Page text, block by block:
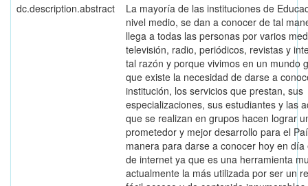
dc.description.abstract
La mayoría de las instituciones de
nivel medio, se dan a conocer de tal
llega a todas las personas por varios
televisión, radio, periódicos, revistas y
tal razón y porque vivimos en un mundo
que existe la necesidad de darse a
institución, los servicios que prestan, sus
especializaciones, sus estudiantes y las
que se realizan en grupos hacen lograr
prometedor y mejor desarrollo para el
manera para darse a conocer hoy en día
de internet ya que es una herramienta
actualmente la más utilizada por ser un